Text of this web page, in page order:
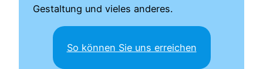
Gestaltung und vieles anderes.
So können Sie uns erreichen